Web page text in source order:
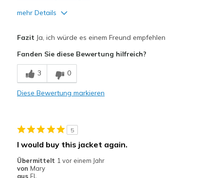
mehr Details
Comfortable
Stylish
Feels true to size
Fazit Ja, ich würde es einem Freund empfehlen
Fanden Sie diese Bewertung hilfreich?
3 0
Diese Bewertung markieren
5
I would buy this jacket again.
Übermittelt 1 vor einem Jahr
von Mary
aus FL